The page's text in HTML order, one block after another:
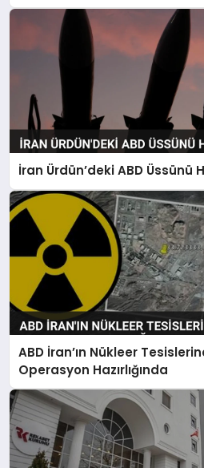
İran Ürdün’deki ABD Üssünü
ABD İran’ın Nükleer
Operasyon Hazırlığında